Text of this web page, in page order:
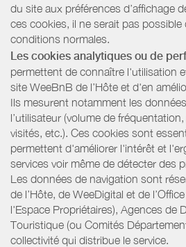
du site aux préférences d’affichage
ces cookies, il ne serait pas
conditions normales.
Les cookies analytiques ou de
permettent de connaître l'utilisation
site WeeBnB de l’Hôte et d'en
Ils mesurent notamment les
l’utilisateur (volume de
visités, etc.). Ces cookies sont
permettent d'améliorer l'intérêt et
services voir même de détecter des
Les données de navigation sont
de l’Hôte, de WeeDigital et de
l'Espace Propriétaires), Agences de
Touristique (ou Comités
collectivité qui distribue le service.